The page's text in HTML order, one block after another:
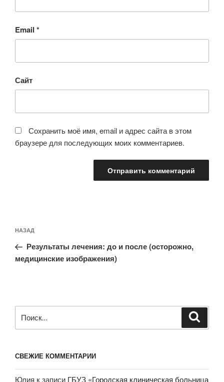
Email *
Сайт
Сохранить моё имя, email и адрес сайта в этом
браузере для последующих моих комментариев.
по
записям
Предыдущая
запись:
НАЗАД
Результаты лечения: до и после (осторожно,
медицинские изображения)
СВЕЖИЕ КОММЕНТАРИИ
Юлия к записи ГБУЗ «Городская клиническая больница